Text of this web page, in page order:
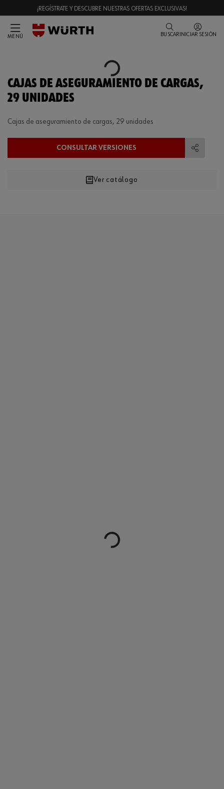
¡REGÍSTRATE Y DESCUBRE NUESTRAS OFERTAS EXCLUSIVAS!
MENÚ BUSCAR INICIAR SESIÓN
Loading...
CAJAS DE ASEGURAMIENTO DE CARGAS,
29 UNIDADES
Cajas de aseguramiento de cargas, 29 unidades
CONSULTAR VERSIONES
Ver catálogo